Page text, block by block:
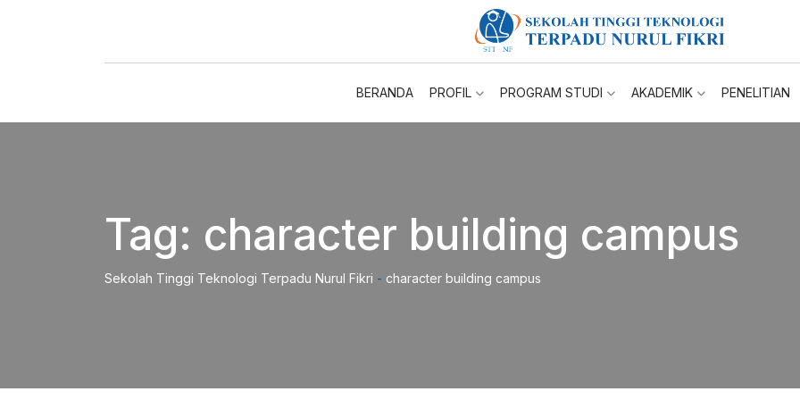
BERANDA PROFIL PROGRAM STUDI AKADEMIK PENELITIAN
Tag: character building campus
Sekolah Tinggi Teknologi Terpadu Nurul Fikri - character building campus